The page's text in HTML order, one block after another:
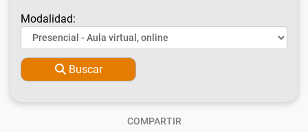
Modalidad:
Buscar
COMPARTIR